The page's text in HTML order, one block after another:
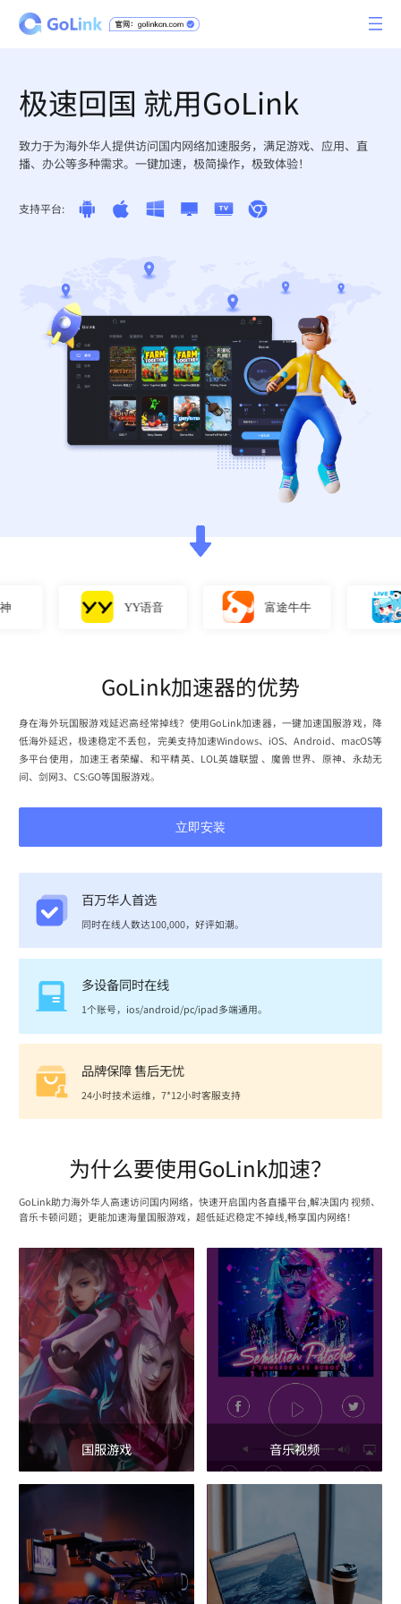
极速回国 就用GoLink
致力于为海外华人提供访问国内网络加速服务，满足游戏、应用、直
播、办公等多种需求。一键加速，极简操作，极致体验！
支持平台:
YY语音 富途牛牛
GoLink加速器的优势
身在海外玩国服游戏延迟高经常掉线？使用GoLink加速器，一键加速国服游戏，降
低海外延迟，极速稳定不丢包，完美支持加速Windows、iOS、Android、macOS等
多平台使用，加速王者荣耀、和平精英、LOL英雄联盟 、魔兽世界、原神、永劫无
间、剑网3、CS:GO等国服游戏。
立即安装
百万华人首选
同时在线人数达100,000，好评如潮。
多设备同时在线
1个账号，ios/android/pc/ipad多端通用。
品牌保障 售后无忧
24小时技术运维，7*12小时客服支持
为什么要使用GoLink加速？
GoLink助力海外华人高速访问国内网络，快速开启国内各直播平台,解决国内 视频、
音乐卡顿问题；更能加速海量国服游戏，超低延迟稳定不掉线,畅享国内网络！
国服游戏 音乐视频